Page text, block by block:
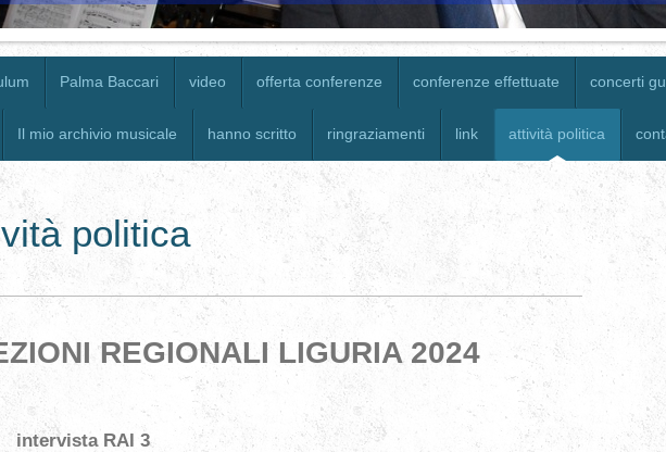
Palma Baccari video offerta conferenze conferenze effettuate concerti
Il mio archivio musicale hanno scritto ringraziamenti link attività politica
politica
REGIONALI LIGURIA 2024
intervista RAI 3